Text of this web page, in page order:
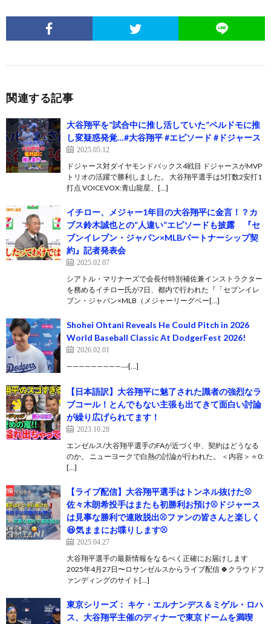
関連する記事
大谷翔平を”試合中に推し活していた”ペルドモに推
し変疑惑発覚…#大谷翔平 #エピソード #ドジャース
2025.05.12
ドジャース対ダイヤモンドバックス4戦目 ドジャースがMVP
トリオの活躍で勝利しました。 大谷翔平選手は5打数2安打1
打点 VOICEVOX:青山龍星、[…]
イチロー、メジャー1年目の大谷翔平に金言！？カ
ブス鈴木誠也との“人違い”エピソードも披露 『セ
ブンイレブン・ジャパン×MLBパートナーシップ契
約』記者発表会
2025.02.07
シアトル・マリナーズで会長付特別補佐兼インストラクター
を務めるイチロー氏が7日、都内で行われた『「セブンイレ
ブン・ジャパン×MLB（メジャーリーグベー[…]
Shohei Ohtani Reveals He Could Pitch in 2026
World Baseball Classic At DodgerFest 2026!
2026.02.01
——————————̵[…]
【日本語訳】大谷翔平に魅了された識者の強烈なラ
ブコール！とんでもない主張も出てきて面白い討論
が繰り広げられてます！
2023.10.28
エンゼルス/大谷翔平選手のFAが近づく中、契約はどうなる
のか。 ニューヨークで白熱の討論が行われた。 ＜内容＞ ⭐️ 0:
[…]
【ライブ配信】大谷翔平選手はトンネル抜けた⚾️
佐々木朗希投手はまたも初勝利お預け⚾️ドジャース
は見事な勝利で連敗脱出⚾️ファンの皆さんと楽しく
😆気ままにお喋りします⚾️
2025.04.27
大谷翔平選手の最新情報をなるべく正確にお届けします
2025年4月27日〜ロサンゼルスからライブ配信 🍀クラウドフ
ァンディングのサイト[…]
東京シリーズ： キケ・エルナンデス＆ミゲル・ロハ
ス、大谷翔平主催のディナーで東京ドームを満喫